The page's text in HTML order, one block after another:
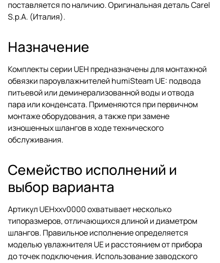
поставляется по наличию. Оригинальная деталь Carel
S.p.A. (Италия).
Назначение
Комплекты серии UEH предназначены для монтажной
обвязки пароувлажнителей humiSteam UE: подвода
питьевой или деминерализованной воды и отвода
пара или конденсата. Применяются при первичном
монтаже оборудования, а также при замене
изношенных шлангов в ходе технического
обслуживания.
Семейство исполнений и
выбор варианта
Артикул UEHxxv0000 охватывает несколько
типоразмеров, отличающихся длиной и диаметром
шлангов. Правильное исполнение определяется
моделью увлажнителя UE и расстоянием от прибора
до точек подключения. Использование заводского